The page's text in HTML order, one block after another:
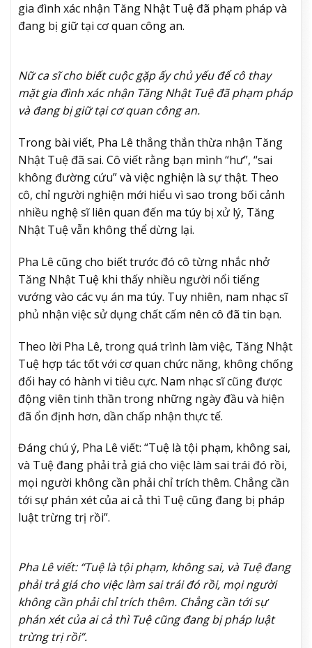
gia đình xác nhận Tăng Nhật Tuệ đã phạm pháp và
đang bị giữ tại cơ quan công an.
Nữ ca sĩ cho biết cuộc gặp ấy chủ yếu để cô thay
mặt gia đình xác nhận Tăng Nhật Tuệ đã phạm pháp
và đang bị giữ tại cơ quan công an.
Trong bài viết, Pha Lê thẳng thắn thừa nhận Tăng
Nhật Tuệ đã sai. Cô viết rằng bạn mình “hư”, “sai
không đường cứu” và việc nghiện là sự thật. Theo
cô, chỉ người nghiện mới hiểu vì sao trong bối cảnh
nhiều nghệ sĩ liên quan đến ma túy bị xử lý, Tăng
Nhật Tuệ vẫn không thể dừng lại.
Pha Lê cũng cho biết trước đó cô từng nhắc nhở
Tăng Nhật Tuệ khi thấy nhiều người nổi tiếng
vướng vào các vụ án ma túy. Tuy nhiên, nam nhạc sĩ
phủ nhận việc sử dụng chất cấm nên cô đã tin bạn.
Theo lời Pha Lê, trong quá trình làm việc, Tăng Nhật
Tuệ hợp tác tốt với cơ quan chức năng, không chống
đối hay có hành vi tiêu cực. Nam nhạc sĩ cũng được
động viên tinh thần trong những ngày đầu và hiện
đã ổn định hơn, dần chấp nhận thực tế.
Đáng chú ý, Pha Lê viết: “Tuệ là tội phạm, không sai,
và Tuệ đang phải trả giá cho việc làm sai trái đó rồi,
mọi người không cần phải chỉ trích thêm. Chẳng cần
tới sự phán xét của ai cả thì Tuệ cũng đang bị pháp
luật trừng trị rồi”.
Pha Lê viết: “Tuệ là tội phạm, không sai, và Tuệ đang
phải trả giá cho việc làm sai trái đó rồi, mọi người
không cần phải chỉ trích thêm. Chẳng cần tới sự
phán xét của ai cả thì Tuệ cũng đang bị pháp luật
trừng trị rồi”.